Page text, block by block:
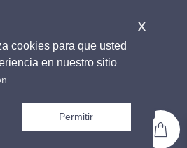
reserved. design by soul
cookies para que usted
en nuestro sitio
Permitir
x